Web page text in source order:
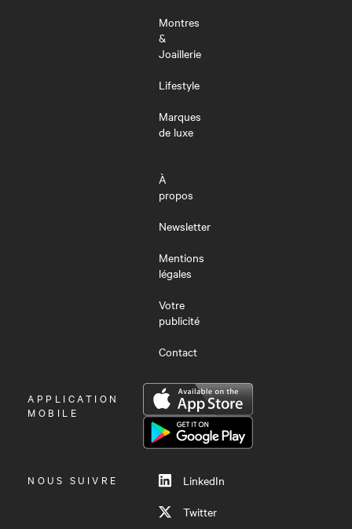
Montres
&
Joaillerie
Lifestyle
Marques
de luxe
À
propos
Newsletter
Mentions
légales
Votre
publicité
Contact
OUVRIR
LE
APPLICATION
MOBILE
NOUS SUIVRE
LinkedIn
Twitter